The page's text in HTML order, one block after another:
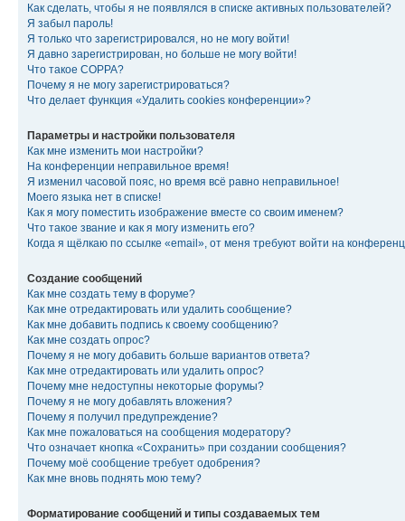
Как сделать, чтобы я не появлялся в списке активных пользователей?
Я забыл пароль!
Я только что зарегистрировался, но не могу войти!
Я давно зарегистрирован, но больше не могу войти!
Что такое COPPA?
Почему я не могу зарегистрироваться?
Что делает функция «Удалить cookies конференции»?
Параметры и настройки пользователя
Как мне изменить мои настройки?
На конференции неправильное время!
Я изменил часовой пояс, но время всё равно неправильное!
Моего языка нет в списке!
Как я могу поместить изображение вместе со своим именем?
Что такое звание и как я могу изменить его?
Когда я щёлкаю по ссылке «email», от меня требуют войти на
Создание сообщений
Как мне создать тему в форуме?
Как мне отредактировать или удалить сообщение?
Как мне добавить подпись к своему сообщению?
Как мне создать опрос?
Почему я не могу добавить больше вариантов ответа?
Как мне отредактировать или удалить опрос?
Почему мне недоступны некоторые форумы?
Почему я не могу добавлять вложения?
Почему я получил предупреждение?
Как мне пожаловаться на сообщения модератору?
Что означает кнопка «Сохранить» при создании сообщения?
Почему моё сообщение требует одобрения?
Как мне вновь поднять мою тему?
Форматирование сообщений и типы создаваемых тем